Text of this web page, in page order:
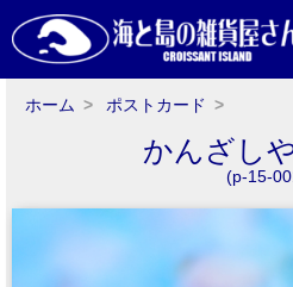
ホーム ポストカード
かんざし
(p-15-